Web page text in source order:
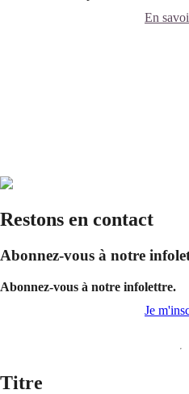
En
Restons en contact
Abonnez-vous à notre
Abonnez-vous à notre infolettre.
Je
Titre